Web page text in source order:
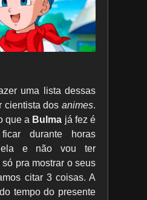
uma lista dessas
cientista dos animes.
que a Bulma já fez é
durante horas
ela e não vou ter
pra mostrar o seus
citar 3 coisas. A
tempo do presente